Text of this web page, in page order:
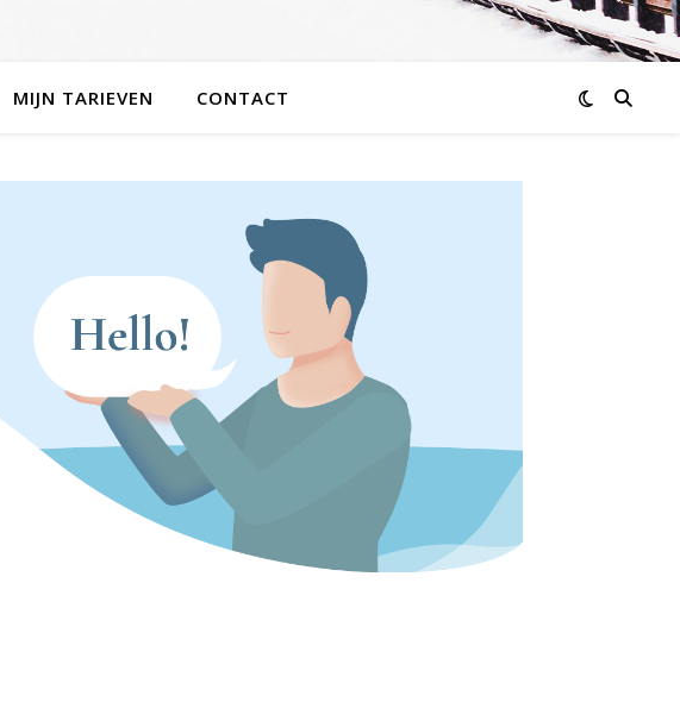
MIJN TARIEVEN CONTACT